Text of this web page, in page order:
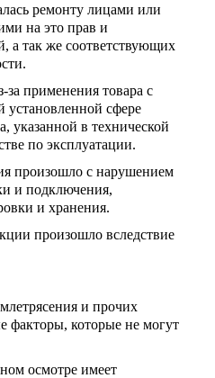
ремонту лицами или
на это прав и
а так же соответствующих
применения товара с
установленной сфере
указанной в технической
по эксплуатации.
произошло с нарушением
и подключения,
и хранения.
произошло вследствие
и прочих
факторы, которые не могут
осмотре имеет